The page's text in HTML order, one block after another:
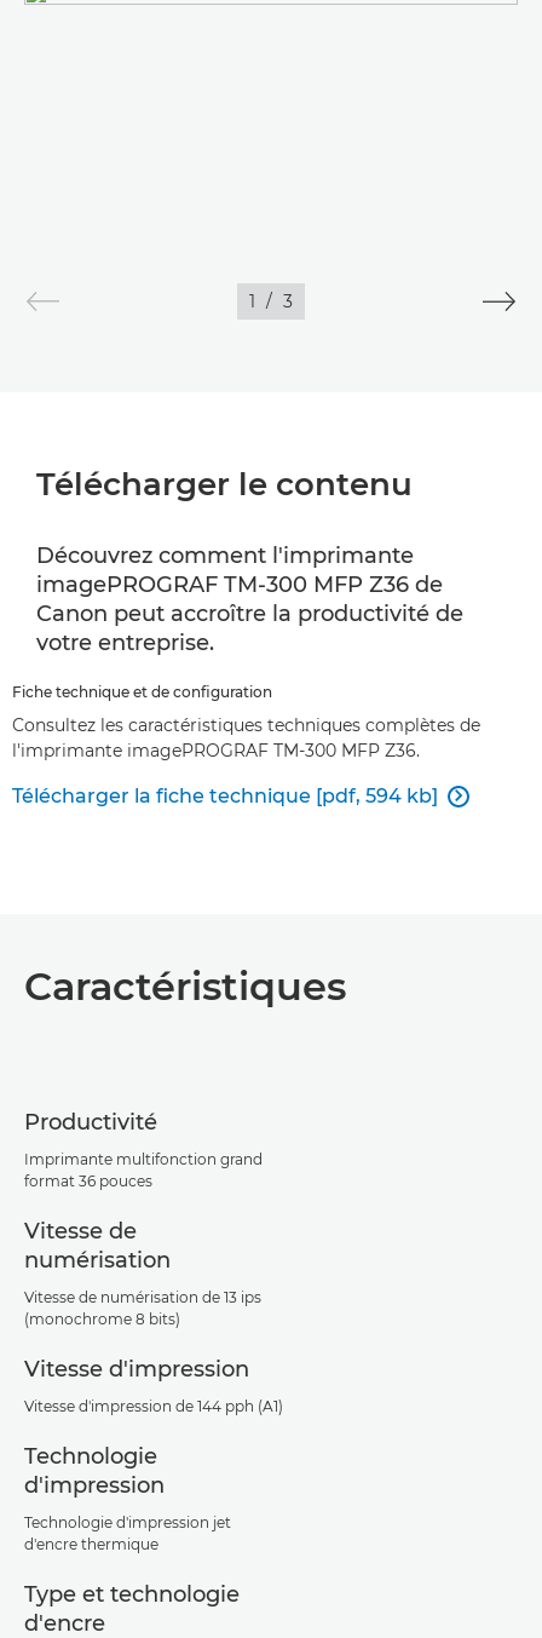
1 / 3
Télécharger le contenu
Découvrez comment l'imprimante
imagePROGRAF TM-300 MFP Z36 de
Canon peut accroître la productivité de
votre entreprise.
Fiche technique et de configuration
Consultez les caractéristiques techniques complètes de
l'imprimante imagePROGRAF TM-300 MFP Z36.
Télécharger la fiche technique [pdf, 594 kb] 
Caractéristiques
Productivité
Imprimante multifonction grand
format 36 pouces
Vitesse de
numérisation
Vitesse de numérisation de 13 ips
(monochrome 8 bits)
Vitesse d'impression
Vitesse d'impression de 144 pph (A1)
Technologie
d'impression
Technologie d'impression jet
d'encre thermique
Type et technologie
d'encre